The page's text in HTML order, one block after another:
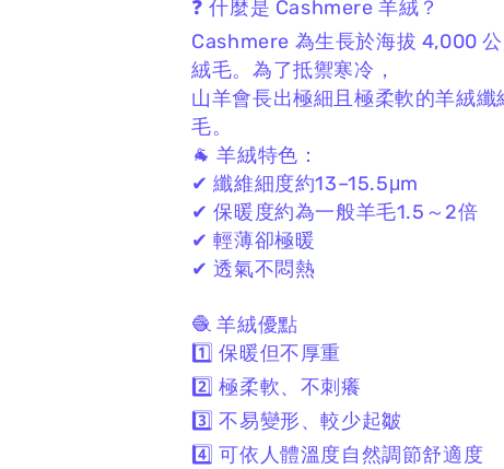
❓ 什麼是 Cashmere 羊絨？
Cashmere 為生長於海拔 4,000
絨毛。 為了抵禦寒冷，
山羊會長出極細且極柔軟的羊絨纖
毛。
🐐 羊絨特色：
✔ 纖維細度約13–15.5μm
✔ 保暖度約為一般羊毛1.5～2倍
✔ 輕薄卻極暖
✔ 透氣不悶熱
🧶 羊絨優點
1️⃣ 保暖但不厚重
2️⃣ 極柔軟、不刺癢
3️⃣ 不易變形、較少起皺
4️⃣ 可依人體溫度自然調節舒適度